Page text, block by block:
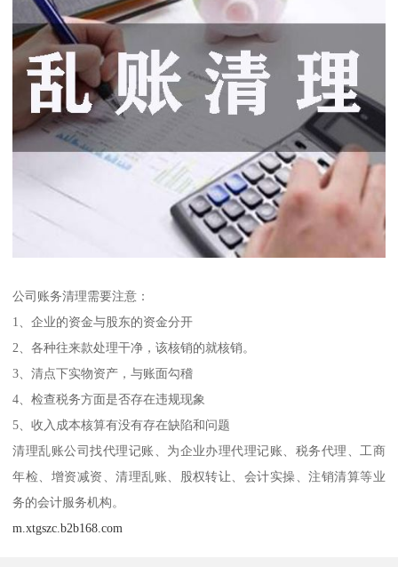
公司账务清理需要注意：
1、企业的资金与股东的资金分开
2、各种往来款处理干净，该核销的就核销。
3、清点下实物资产，与账面勾稽
4、检查税务方面是否存在违规现象
5、收入成本核算有没有存在缺陷和问题
清理乱账公司找代理记账、为企业办理代理记账、税务代理、工商
年检、增资减资、清理乱账、股权转让、会计实操、注销清算等业
务的会计服务机构。
m.xtgszc.b2b168.com